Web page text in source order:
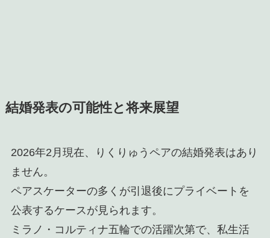
結婚発表の可能性と将来展望
2026年2月現在、りくりゅうペアの結婚発表はあり
ません。
ペアスケーターの多くが引退後にプライベートを
公表するケースが見られます。
ミラノ・コルティナ五輪での活躍次第で、私生活